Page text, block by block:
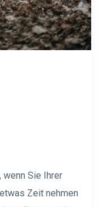
Sie Ihrer
Zeit nehmen